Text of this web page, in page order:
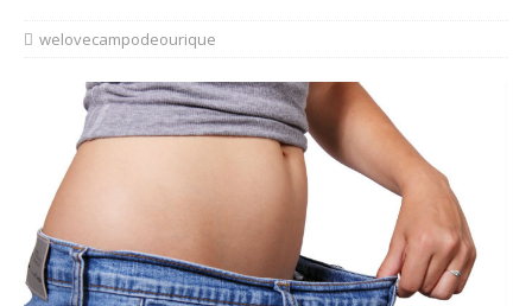
welovecampodeourique